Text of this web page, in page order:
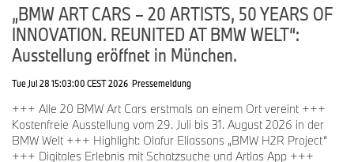
„BMW ART CARS – 20 ARTISTS, 50 YEARS OF
INNOVATION. REUNITED AT BMW WELT“:
Ausstellung eröffnet in München.
Tue Jul 28 15:03:00 CEST 2026 Pressemeldung
+++ Alle 20 BMW Art Cars erstmals an einem Ort vereint +++
Kostenfreie Ausstellung vom 29. Juli bis 31. August 2026 in der
BMW Welt +++ Highlight: Olafur Eliassons „BMW H2R Project“
+++ Digitales Erlebnis mit Schatzsuche und Artlas App +++